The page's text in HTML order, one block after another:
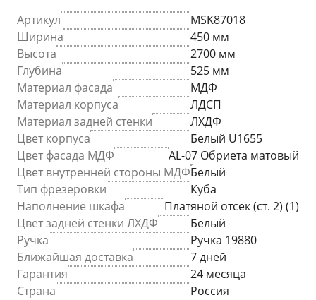
Артикул
MSK87018
Ширина
450 мм
Высота
2700 мм
Глубина
525 мм
Материал фасада
МДФ
Материал корпуса
ЛДСП
Материал задней стенки
ЛХДФ
Цвет корпуса
Белый U1655
Цвет фасада МДФ
AL-07 Обриета матовый
Цвет внутренней стороны МДФБелый
Тип фрезеровки
Куба
Наполнение шкафа
Платяной отсек (ст. 2) (1)
Цвет задней стенки ЛХДФ
Белый
Ручка
Ручка 19880
Ближайшая доставка
7 дней
Гарантия
24 месяца
Страна
Россия